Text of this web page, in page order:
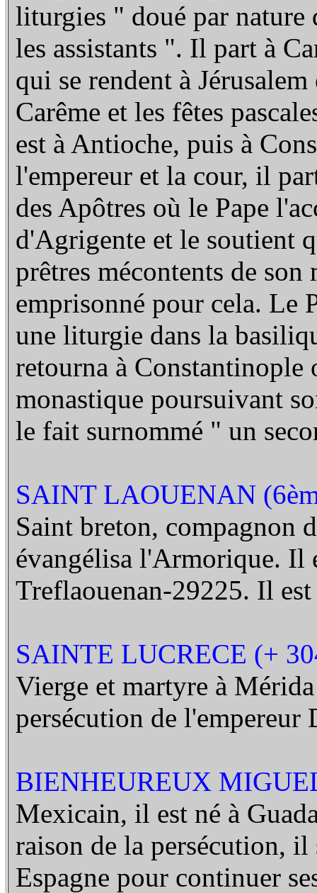
liturgies " doué par
les assistants ". Il part à
qui se rendent à
Carême et les fêtes
est à Antioche, puis à
l'empereur et la cour, il
des Apôtres où le Pape
d'Agrigente et le soutient
prêtres mécontents de
emprisonné pour cela. Le
une liturgie dans la
retourna à Constantinople
monastique poursuivant
le fait surnommé " un
SAINT LAOUENAN
Saint breton, compagnon
évangélisa l'Armorique. Il
Treflaouenan-29225. Il
SAINTE LUCRECE (+
Vierge et martyre à
persécution de l'empereur
BIENHEUREUX
Mexicain, il est né à
raison de la persécution,
Espagne pour continuer